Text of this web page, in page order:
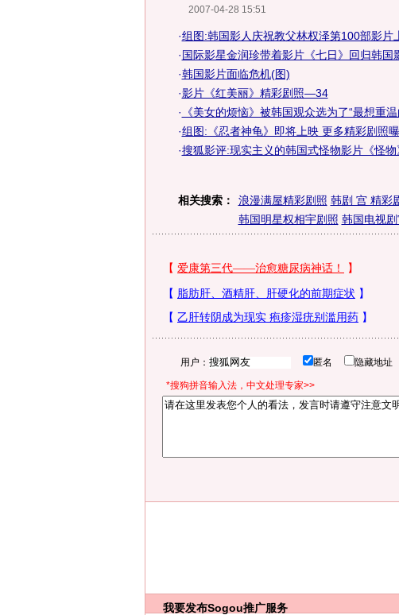
2007-04-28 15:51
·组图:韩国影人庆祝教父林权泽第100部影片
·国际影星金润珍带着影片《七日》回归韩国
·韩国影片面临危机(图)
·影片《红美丽》精彩剧照—34
· 《美女的烦恼》被韩国观众选为了“最想重温
·组图:《忍者神龟》即将上映 更多精彩剧照
·搜狐影评:现实主义的韩国式怪物影片《怪物
相关搜索： 浪漫满屋精彩剧照 韩剧 宫 精彩
韩国明星权相宇剧照 韩国电视
用户： 匿名 隐藏地址
*搜狗拼音输入法，中文处理专家>>
我要发布Sogou推广服务